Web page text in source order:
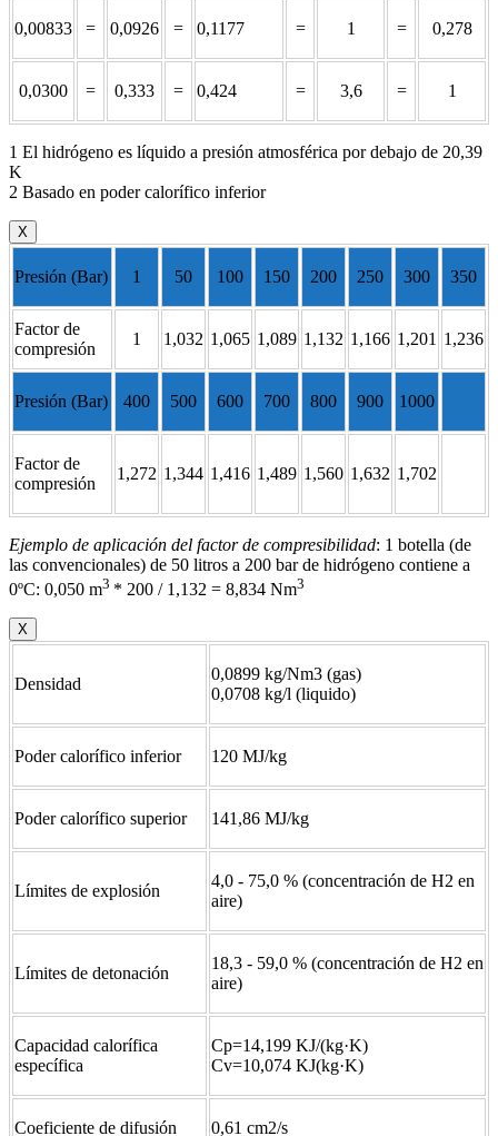
0,00833 = 0,0926 = 0,1177 = 1 = 0,278
0,0300 = 0,333 = 0,424 = 3,6 = 1
1 El hidrógeno es líquido a presión atmosférica por debajo de 20,39
K
2 Basado en poder calorífico inferior
X
Presión (Bar) 1 50 100 150 200 250 300 350
Factor de
compresión
1 1,032 1,065 1,089 1,132 1,166 1,201 1,236
Presión (Bar) 400 500 600 700 800 900 1000
Factor de
compresión
1,272 1,344 1,416 1,489 1,560 1,632 1,702
Ejemplo de aplicación del factor de compresibilidad: 1 botella (de
las convencionales) de 50 litros a 200 bar de hidrógeno contiene a
0ºC: 0,050 m3 * 200 / 1,132 = 8,834 Nm3
X
Densidad
0,0899 kg/Nm3 (gas)
0,0708 kg/l (liquido)
Poder calorífico inferior 120 MJ/kg
Poder calorífico superior 141,86 MJ/kg
Límites de explosión
4,0 - 75,0 % (concentración de H2 en
aire)
Límites de detonación
18,3 - 59,0 % (concentración de H2 en
aire)
Capacidad calorífica
específica
Cp=14,199 KJ/(kg·K)
Cv=10,074 KJ(kg·K)
Coeficiente de difusión 0,61 cm2/s